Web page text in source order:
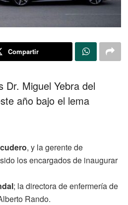
Compartir
Dr. Miguel Yebra del
año bajo el lema
, y la gerente de
los encargados de inaugurar
; la directora de enfermería de
Rando.